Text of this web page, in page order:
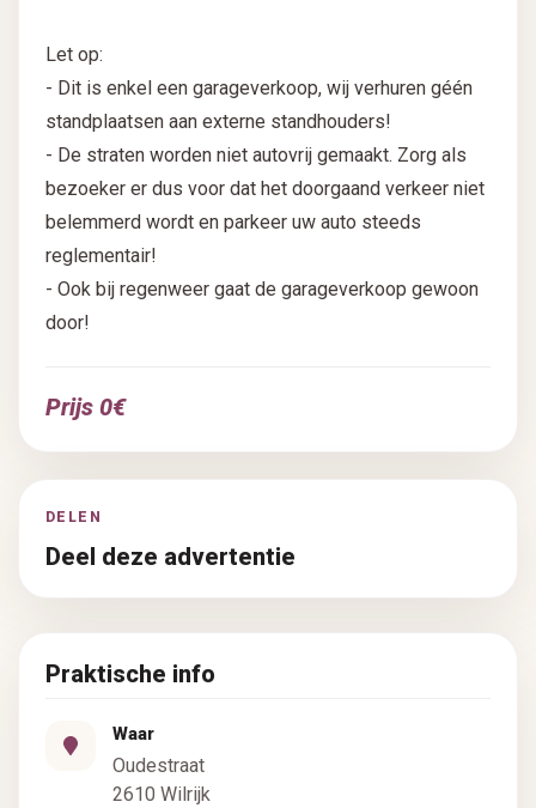
Let op:
- Dit is enkel een garageverkoop, wij verhuren géén
standplaatsen aan externe standhouders!
- De straten worden niet autovrij gemaakt. Zorg als
bezoeker er dus voor dat het doorgaand verkeer niet
belemmerd wordt en parkeer uw auto steeds
reglementair!
- Ook bij regenweer gaat de garageverkoop gewoon
door!
Prijs 0€
DELEN
Deel deze advertentie
Praktische info
Waar
Oudestraat
2610 Wilrijk